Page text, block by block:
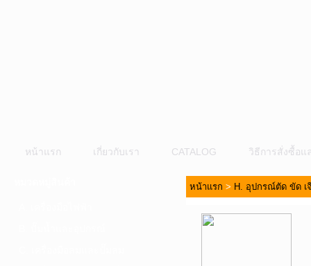
หน้าแรก เกี่ยวกับเรา CATALOG วิธีการสั่งซื้อแ
หน้าแรก > H. อุปกรณ์ตัด ขัด เ